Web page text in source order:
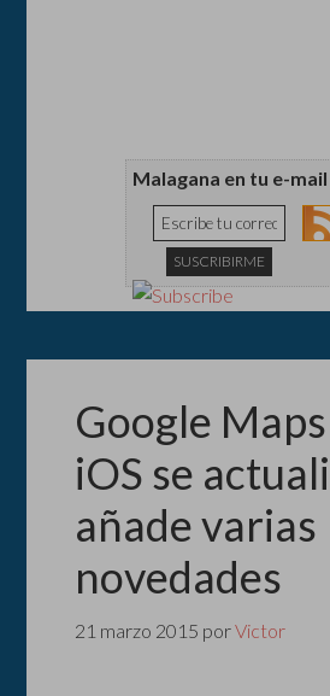
Malagana en tu e-mail
Google
iOS se
añade varias
novedades
21 marzo 2015 porVictor